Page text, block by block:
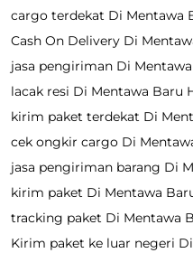
cargo terdekat Di Mentawa
Cash On Delivery Di
jasa pengiriman Di
lacak resi Di Mentawa Baru
kirim paket terdekat Di
cek ongkir cargo Di
jasa pengiriman barang Di
kirim paket Di Mentawa
tracking paket Di Mentawa
Kirim paket ke luar negeri